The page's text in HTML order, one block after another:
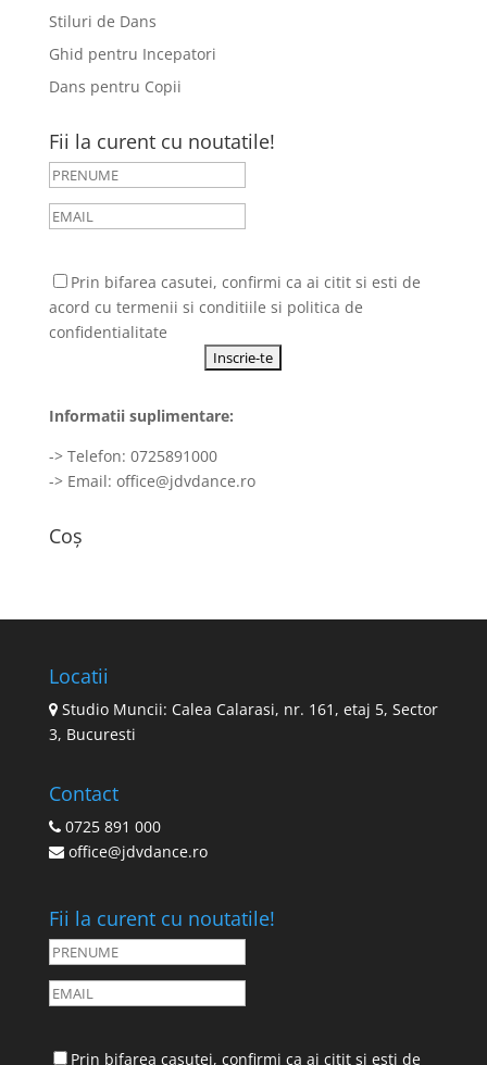
Stiluri de Dans
Ghid pentru Incepatori
Dans pentru Copii
Fii la curent cu noutatile!
Prin bifarea casutei, confirmi ca ai citit si esti de
acord cu termenii si conditiile si politica de
confidentialitate
Informatii suplimentare:
-> Telefon: 0725891000
-> Email: office@jdvdance.ro
Coș
Locatii
Studio Muncii: Calea Calarasi, nr. 161, etaj 5, Sector
3, Bucuresti
Contact
0725 891 000
office@jdvdance.ro
Fii la curent cu noutatile!
Prin bifarea casutei, confirmi ca ai citit si esti de